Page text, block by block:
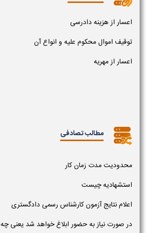
اعسار از هزینه دادرسی
توقیف اموال محکوم علیه و انواع آن
اعسار از مهریه
مطالب تصادفی
محدودیت مدت زمان کار
استشهادیه چیست
اعلام نتایج آزمون کارشناس رسمی دادگستری
در صورت نیاز به حضور ابلاغ خواهد شد یعنی چه